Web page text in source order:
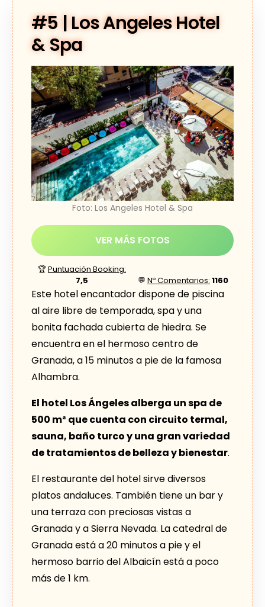
#5 | Los Angeles Hotel
& Spa
Foto: Los Angeles Hotel & Spa
VER MÁS FOTOS
🏆Puntuación Booking:
7,5
💬 Nº Comentarios: 1160
Este hotel encantador dispone de piscina
al aire libre de temporada, spa y una
bonita fachada cubierta de hiedra. Se
encuentra en el hermoso centro de
Granada, a 15 minutos a pie de la famosa
Alhambra.
El hotel Los Ángeles alberga un spa de
500 m² que cuenta con circuito termal,
sauna, baño turco y una gran variedad
de tratamientos de belleza y bienestar.
El restaurante del hotel sirve diversos
platos andaluces. También tiene un bar y
una terraza con preciosas vistas a
Granada y a Sierra Nevada. La catedral de
Granada está a 20 minutos a pie y el
hermoso barrio del Albaicín está a poco
más de 1 km.